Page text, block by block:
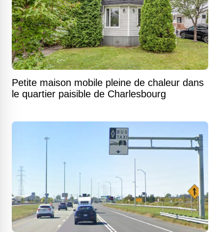
Petite maison mobile pleine de chaleur dans
le quartier paisible de Charlesbourg